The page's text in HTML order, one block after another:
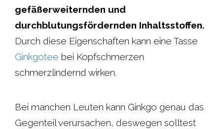
gefäßerweiternden und
durchblutungsfördernden Inhaltsstoffen.
Durch diese Eigenschaften kann eine Tasse
Ginkgotee bei Kopfschmerzen
schmerzlindernd wirken.
Bei manchen Leuten kann Ginkgo genau das
Gegenteil verursachen, deswegen solltest